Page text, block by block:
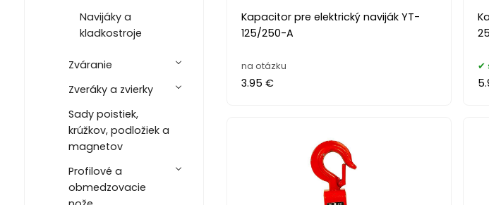
Navijáky a
kladkostroje
Zváranie
Zveráky a zvierky
Sady poistiek,
krúžkov, podložiek a
magnetov
Profilové a
obmedzovacie
Kapacitor pre elektrický naviják YT-
125/250-A
na otázku
3.95 €